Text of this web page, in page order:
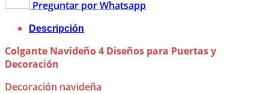
Preguntar por Whatsapp
Descripción
Colgante Navideño 4 Diseños para Puertas y
Decoración
Decoración navideña